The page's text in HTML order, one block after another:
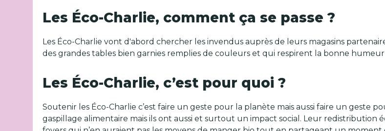
Les Éco-Charlie, comment ça se passe ?
Les Éco-Charlie vont d'abord chercher les invendus auprès de leurs magasins
des grandes tables bien garnies remplies de couleurs et qui respirent la bonne humeur
Les Éco-Charlie, c’est pour quoi ?
Soutenir les Éco-Charlie c’est faire un geste pour la planète mais aussi faire un geste
gaspillage alimentaire mais ils ont aussi et surtout un impact social. Leur